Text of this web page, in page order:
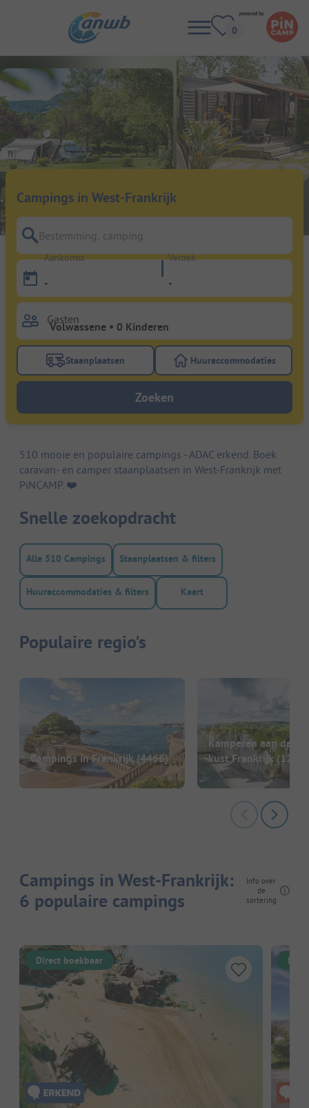
Campings in West-Frankrijk
Bestemming, camping
Aankomst
-
Vertrek
-
Gasten
Gebruik de filterknop staanplaatsen om te zoeken
Staanplaatsen Gebruik de
Huuraccommodaties
Zoeken
510 mooie en populaire campings - ADAC erkend. Boek
caravan- en camper staanplaatsen in West-Frankrijk met
PiNCAMP. ❤️️
Snelle zoekopdracht
Alle 510 Campings Staanplaatsen & filters
Huuraccommodaties & filters Kaart
Populaire regio's
Campings in Frankrijk(4466)
Kamperen aan de
kust Frankrijk(1247)
Campings in West-Frankrijk:
6 populaire campings
Info over
de
sortering
Direct boekbaar